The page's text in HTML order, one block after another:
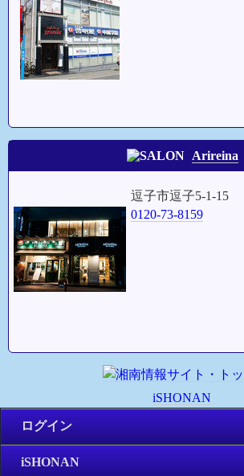
Arireina
逗子市逗子5-1-15
0120-73-8159
iSHONAN
ログイン
iSHONAN